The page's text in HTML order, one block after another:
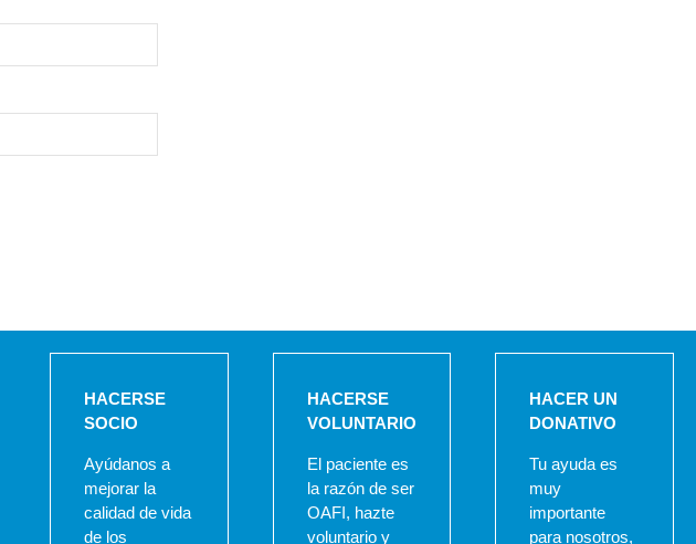
HACERSE
SOCIO
Ayúdanos a
mejorar la
calidad de vida
de los
HACERSE
VOLUNTARIO
El paciente es
la razón de ser
OAFI, hazte
voluntario y
HACER UN
DONATIVO
Tu ayuda es
muy
importante
para nosotros,